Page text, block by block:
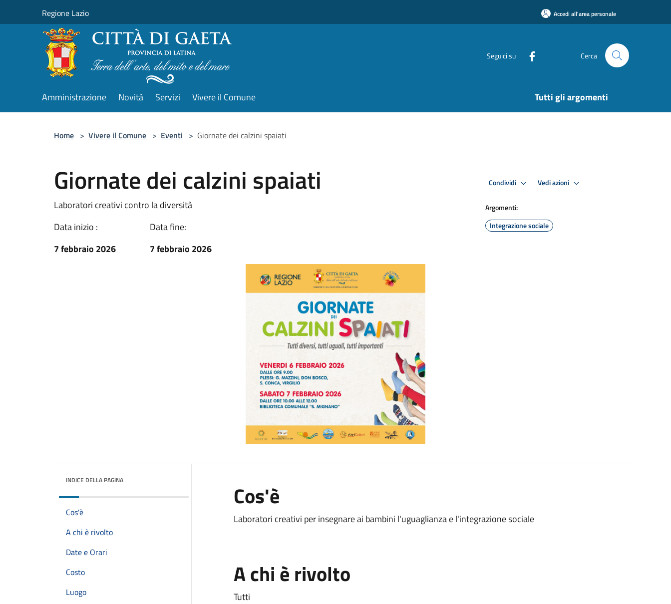
Regione Lazio Accedi all'area personale
Seguici su Cerca
Amministrazione Novità Servizi Vivere il Comune Tutti gli argomenti
Home > Vivere il Comune > Eventi > Giornate dei calzini spaiati
Giornate dei calzini spaiati
Laboratori creativi contro la diversità
Data inizio :
7 febbraio 2026
Data fine:
7 febbraio 2026
Condividi Vedi azioni
Argomenti:
Integrazione sociale
INDICE DELLA PAGINA
Cos'è
A chi è rivolto
Date e Orari
Costo
Luogo
Cos'è
Laboratori creativi per insegnare ai bambini l'uguaglianza e l'integrazione sociale
A chi è rivolto
Tutti